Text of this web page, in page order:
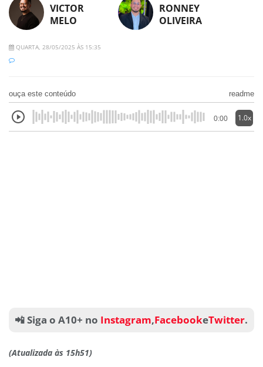
VICTOR
MELO
RONNEY
OLIVEIRA
QUARTA, 28/05/2025 ÀS 15:35
ouça este conteúdo readme
0:00 1.0x
📲 Siga o A10+ no Instagram,FacebookeTwitter.
(Atualizada às 15h51)